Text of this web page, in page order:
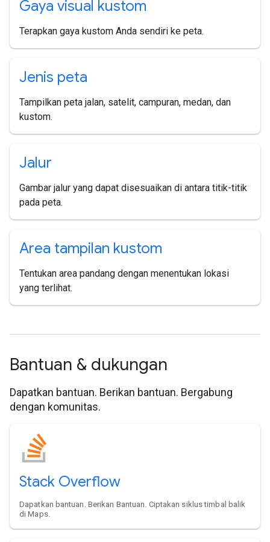
Gaya visual kustom
Terapkan gaya kustom Anda sendiri ke peta.
Jenis peta
Tampilkan peta jalan, satelit, campuran, medan, dan
kustom.
Jalur
Gambar jalur yang dapat disesuaikan di antara titik-titik
pada peta.
Area tampilan kustom
Tentukan area pandang dengan menentukan lokasi
yang terlihat.
Bantuan & dukungan
Dapatkan bantuan. Berikan bantuan. Bergabung
dengan komunitas.
Stack Overflow
Dapatkan bantuan. Berikan Bantuan. Ciptakan siklus timbal balik
di Maps.